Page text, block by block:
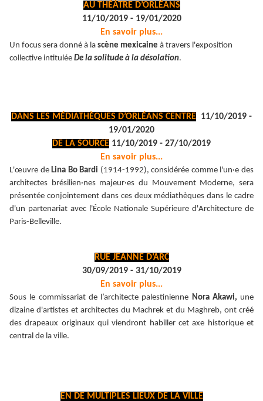
AU THÉÂTRE D’ORLÉANS
11/10/2019 - 19/01/2020
En savoir plus...
Un focus sera donné à la scène mexicaine à travers l'exposition
collective intitulée De la solitude à la désolation.
DANS LES MÉDIATHÈQUES D’ORLÉANS CENTRE 11/10/2019 -
19/01/2020
DE LA SOURCE 11/10/2019 - 27/10/2019
En savoir plus...
L'œuvre deLina Bo Bardi (1914-1992), considérée comme l'un·e des
architectes brésilien·nes majeur·es du Mouvement Moderne, sera
présentée conjointement dans ces deux médiathèques dans le cadre
d'un partenariat avec l'École Nationale Supérieure d'Architecture de
Paris-Belleville.
RUE JEANNE D’ARC
30/09/2019 - 31/10/2019
En savoir plus...
Sous le commissariat de l’architecte palestinienne Nora Akawi, une
dizaine d'artistes et architectes du Machrek et du Maghreb, ont créé
des drapeaux originaux qui viendront habiller cet axe historique et
central de la ville.
EN DE MULTIPLES LIEUX DE LA VILLE